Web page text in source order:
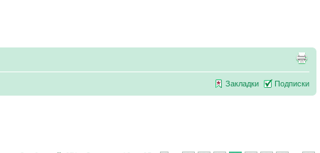
Закладки Подписки